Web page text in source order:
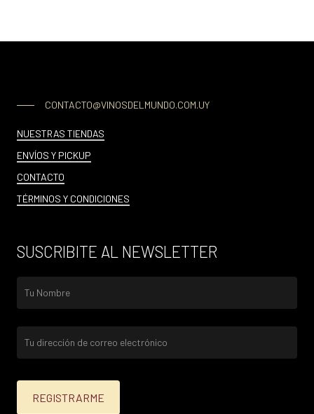
CONTACTO@VINOSDELMUNDO.COM.UY
NUESTRAS TIENDAS
ENVÍOS Y PICKUP
CONTACTO
TÉRMINOS Y CONDICIONES
SUSCRIBITE AL NEWSLETTER